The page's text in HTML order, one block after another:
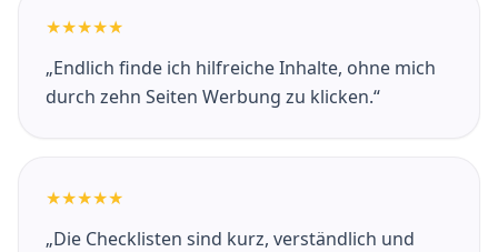
★★★★★
„Endlich finde ich hilfreiche Inhalte, ohne mich
durch zehn Seiten Werbung zu klicken.“
★★★★★
„Die Checklisten sind kurz, verständlich und